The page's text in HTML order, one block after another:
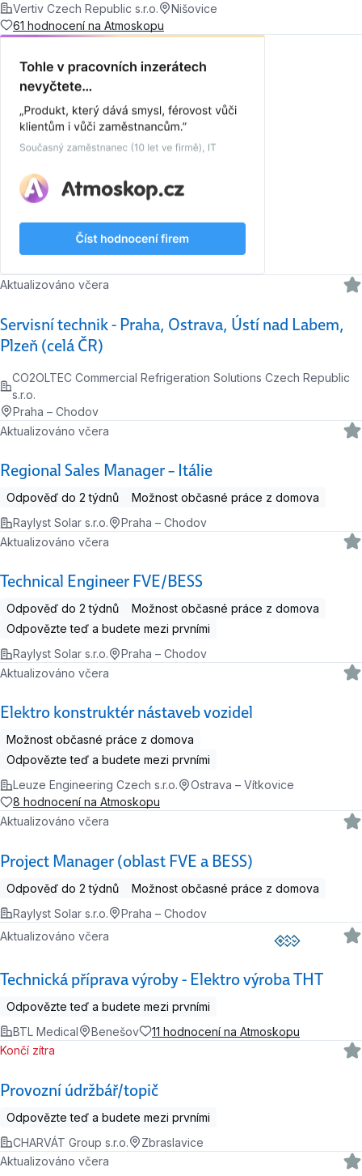
Vertiv Czech Republic s.r.o.
Nišovice
61 hodnocení na Atmoskopu
Servisní technik - Praha, Ostrava, Ústí nad Labem,
Plzeň (celá ČR)
Aktualizováno včera
CO2OLTEC Commercial Refrigeration Solutions Czech Republic
s.r.o.
Praha – Chodov
Regional Sales Manager – Itálie
Aktualizováno včera
Odpověď do 2 týdnů
Možnost občasné práce z domova
Raylyst Solar s.r.o.
Praha – Chodov
Technical Engineer FVE/BESS
Aktualizováno včera
Odpověď do 2 týdnů
Možnost občasné práce z domova
Odpovězte teď a budete mezi prvními
Raylyst Solar s.r.o.
Praha – Chodov
Elektro konstruktér nástaveb vozidel
Aktualizováno včera
Možnost občasné práce z domova
Odpovězte teď a budete mezi prvními
Leuze Engineering Czech s.r.o.
Ostrava – Vítkovice
8 hodnocení na Atmoskopu
Project Manager (oblast FVE a BESS)
Aktualizováno včera
Odpověď do 2 týdnů
Možnost občasné práce z domova
Raylyst Solar s.r.o.
Praha – Chodov
Technická příprava výroby - Elektro výroba THT
Aktualizováno včera
Odpovězte teď a budete mezi prvními
BTL Medical
Benešov 11 hodnocení na Atmoskopu
Provozní údržbář/topič
Končí zítra
Odpovězte teď a budete mezi prvními
CHARVÁT Group s.r.o.
Zbraslavice
Aktualizováno včera